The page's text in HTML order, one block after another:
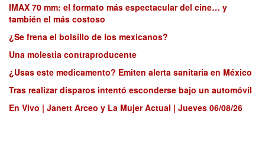
IMAX 70 mm: el formato más espectacular del cine… y
también el más costoso
¿Se frena el bolsillo de los mexicanos?
Una molestia contraproducente
¿Usas este medicamento? Emiten alerta sanitaria en México
Tras realizar disparos intentó esconderse bajo un automóvil
En Vivo | Janett Arceo y La Mujer Actual | Jueves 06/08/26